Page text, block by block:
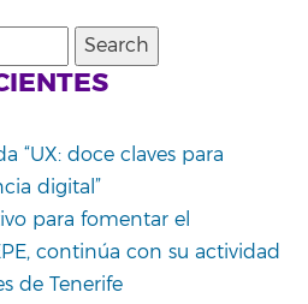
“UX: doce claves para
digital”
para fomentar el
continúa con su actividad
de Tenerife